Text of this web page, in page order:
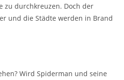
zu durchkreuzen. Doch der
und die Städte werden in Brand
Wird Spiderman und seine